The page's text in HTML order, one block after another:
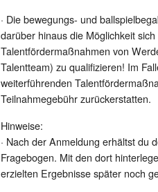
· Die bewegungs- und
darüber hinaus die Möglichkeit
Talentfördermaßnahmen von
Talentteam) zu qualifizieren! Im
weiterführenden
Teilnahmegebühr zurückerstatten.
Hinweise:
· Nach der Anmeldung erhältst du
Fragebogen. Mit den dort
erzielten Ergebnisse später noch